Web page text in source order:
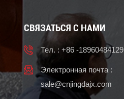
СВЯЗАТЬСЯ С НАМИ
Тел. : +86 -18960484129
Электронная почта :
sale@cnjingdajx.com